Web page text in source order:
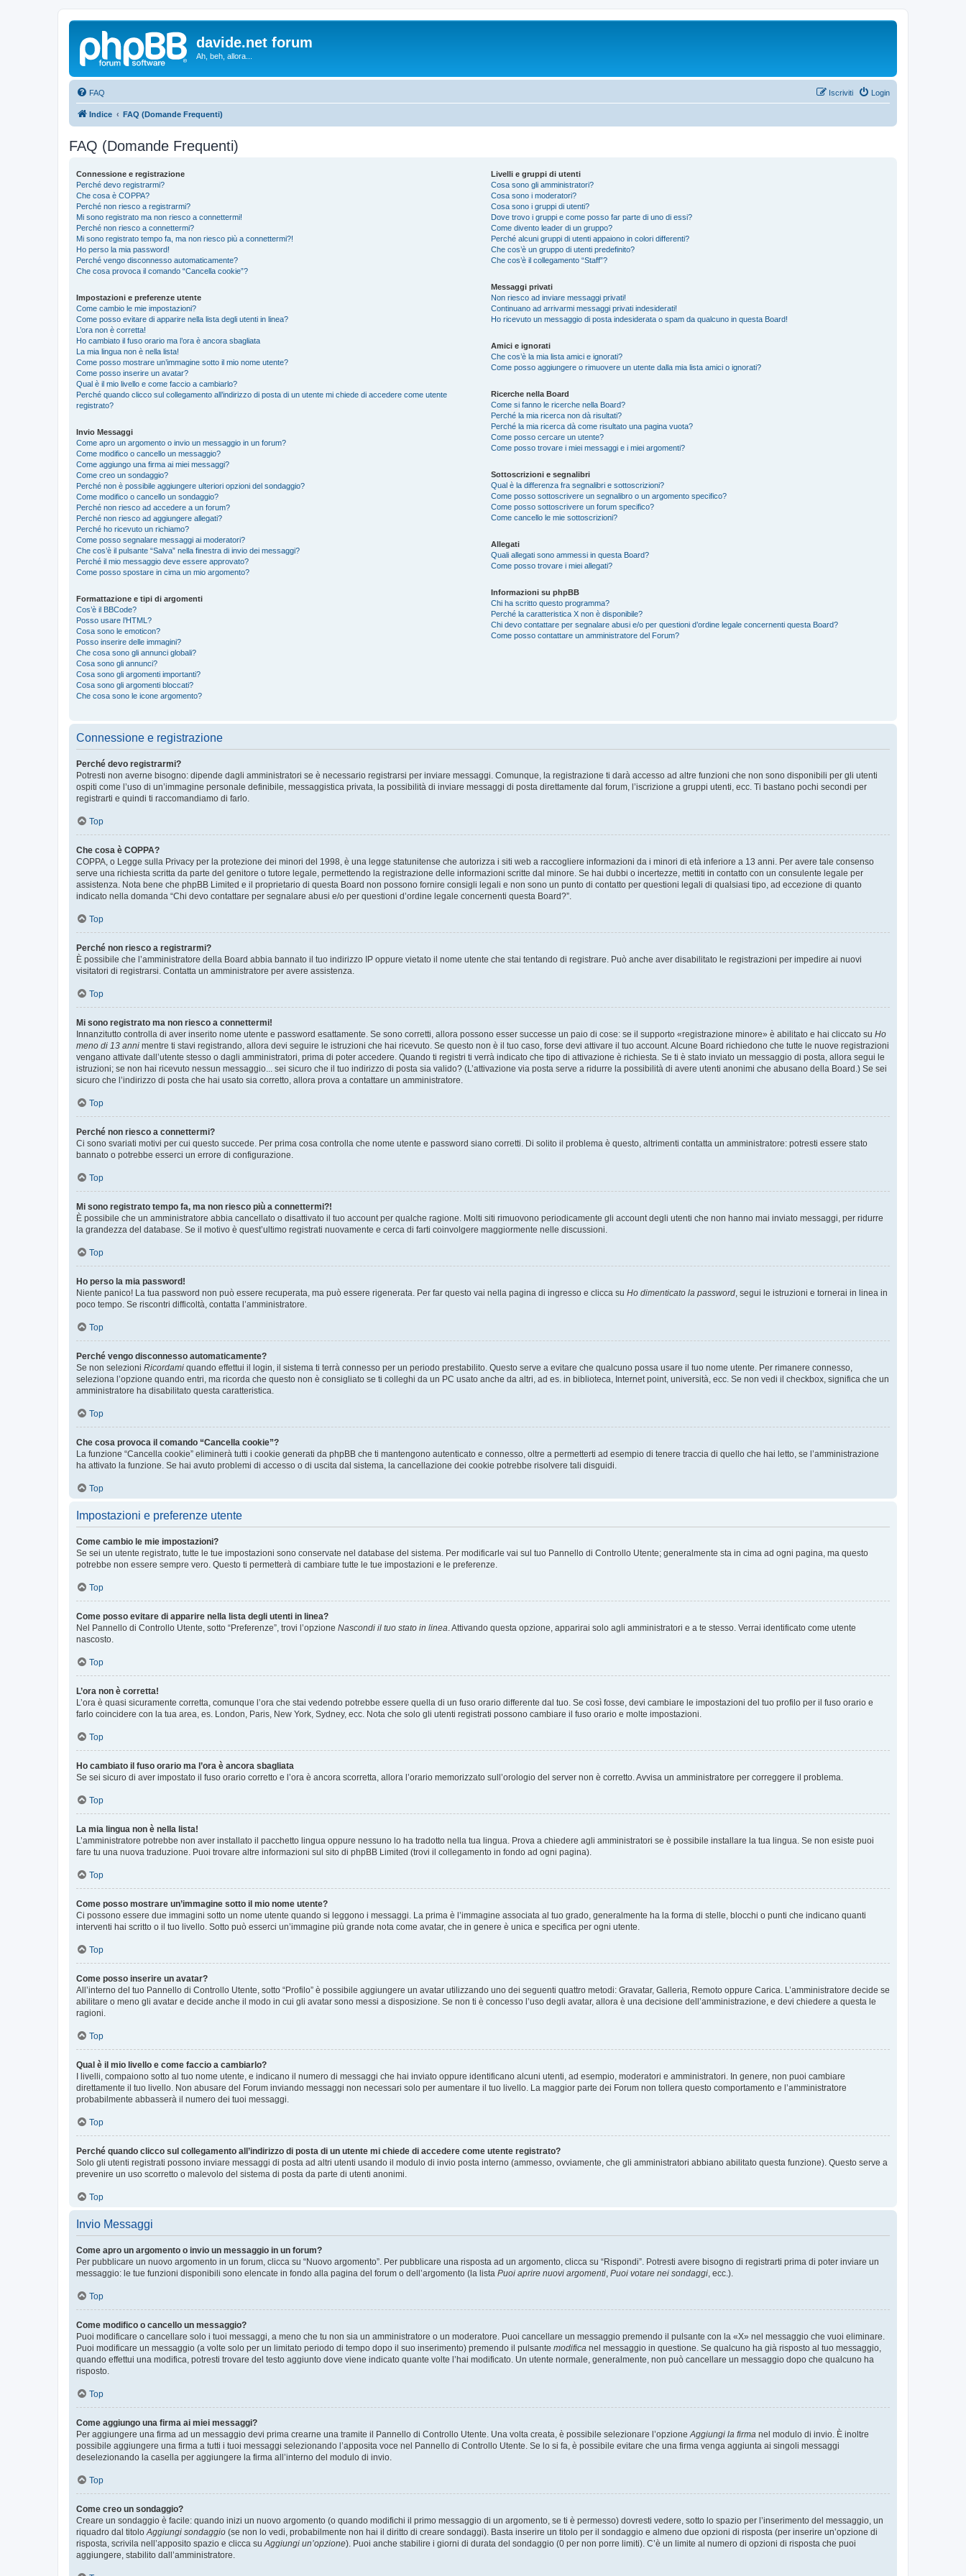
davide.net forum
Ah, beh, allora...
FAQ Login
Iscriviti
Indice FAQ (Domande Frequenti)
FAQ (Domande Frequenti)
Connessione e registrazione
Perché devo registrarmi?
Che cosa è COPPA?
Perché non riesco a registrarmi?
Mi sono registrato ma non riesco a connettermi!
Perché non riesco a connettermi?
Mi sono registrato tempo fa, ma non riesco più a connettermi?!
Ho perso la mia password!
Perché vengo disconnesso automaticamente?
Che cosa provoca il comando “Cancella cookie”?
Impostazioni e preferenze utente
Come cambio le mie impostazioni?
Come posso evitare di apparire nella lista degli utenti in linea?
L’ora non è corretta!
Ho cambiato il fuso orario ma l’ora è ancora sbagliata
La mia lingua non è nella lista!
Come posso mostrare un’immagine sotto il mio nome utente?
Come posso inserire un avatar?
Qual è il mio livello e come faccio a cambiarlo?
Perché quando clicco sul collegamento all’indirizzo di posta di un utente mi chiede di accedere come utente
registrato?
Invio Messaggi
Come apro un argomento o invio un messaggio in un forum?
Come modifico o cancello un messaggio?
Come aggiungo una firma ai miei messaggi?
Come creo un sondaggio?
Perché non è possibile aggiungere ulteriori opzioni del sondaggio?
Come modifico o cancello un sondaggio?
Perché non riesco ad accedere a un forum?
Perché non riesco ad aggiungere allegati?
Perché ho ricevuto un richiamo?
Come posso segnalare messaggi ai moderatori?
Che cos’è il pulsante “Salva” nella finestra di invio dei messaggi?
Perché il mio messaggio deve essere approvato?
Come posso spostare in cima un mio argomento?
Formattazione e tipi di argomenti
Cos’è il BBCode?
Posso usare l’HTML?
Cosa sono le emoticon?
Posso inserire delle immagini?
Che cosa sono gli annunci globali?
Cosa sono gli annunci?
Cosa sono gli argomenti importanti?
Cosa sono gli argomenti bloccati?
Che cosa sono le icone argomento?
Livelli e gruppi di utenti
Cosa sono gli amministratori?
Cosa sono i moderatori?
Cosa sono i gruppi di utenti?
Dove trovo i gruppi e come posso far parte di uno di essi?
Come divento leader di un gruppo?
Perché alcuni gruppi di utenti appaiono in colori differenti?
Che cos’è un gruppo di utenti predefinito?
Che cos’è il collegamento “Staff”?
Messaggi privati
Non riesco ad inviare messaggi privati!
Continuano ad arrivarmi messaggi privati indesiderati!
Ho ricevuto un messaggio di posta indesiderata o spam da qualcuno in questa Board!
Amici e ignorati
Che cos’è la mia lista amici e ignorati?
Come posso aggiungere o rimuovere un utente dalla mia lista amici o ignorati?
Ricerche nella Board
Come si fanno le ricerche nella Board?
Perché la mia ricerca non dà risultati?
Perché la mia ricerca dà come risultato una pagina vuota?
Come posso cercare un utente?
Come posso trovare i miei messaggi e i miei argomenti?
Sottoscrizioni e segnalibri
Qual è la differenza fra segnalibri e sottoscrizioni?
Come posso sottoscrivere un segnalibro o un argomento specifico?
Come posso sottoscrivere un forum specifico?
Come cancello le mie sottoscrizioni?
Allegati
Quali allegati sono ammessi in questa Board?
Come posso trovare i miei allegati?
Informazioni su phpBB
Chi ha scritto questo programma?
Perché la caratteristica X non è disponibile?
Chi devo contattare per segnalare abusi e/o per questioni d’ordine legale concernenti questa Board?
Come posso contattare un amministratore del Forum?
Connessione e registrazione
Perché devo registrarmi?
Potresti non averne bisogno: dipende dagli amministratori se è necessario registrarsi per inviare messaggi. Comunque, la registrazione ti darà accesso ad altre funzioni che non sono disponibili per gli utenti
ospiti come l’uso di un’immagine personale definibile, messaggistica privata, la possibilità di inviare messaggi di posta direttamente dal forum, l’iscrizione a gruppi utenti, ecc. Ti bastano pochi secondi per
registrarti e quindi ti raccomandiamo di farlo.
Top
Che cosa è COPPA?
COPPA, o Legge sulla Privacy per la protezione dei minori del 1998, è una legge statunitense che autorizza i siti web a raccogliere informazioni da i minori di età inferiore a 13 anni. Per avere tale consenso
serve una richiesta scritta da parte del genitore o tutore legale, permettendo la registrazione delle informazioni scritte dal minore. Se hai dubbi o incertezze, mettiti in contatto con un consulente legale per
assistenza. Nota bene che phpBB Limited e il proprietario di questa Board non possono fornire consigli legali e non sono un punto di contatto per questioni legali di qualsiasi tipo, ad eccezione di quanto
indicato nella domanda “Chi devo contattare per segnalare abusi e/o per questioni d’ordine legale concernenti questa Board?”.
Top
Perché non riesco a registrarmi?
È possibile che l’amministratore della Board abbia bannato il tuo indirizzo IP oppure vietato il nome utente che stai tentando di registrare. Può anche aver disabilitato le registrazioni per impedire ai nuovi
visitatori di registrarsi. Contatta un amministratore per avere assistenza.
Top
Mi sono registrato ma non riesco a connettermi!
Innanzitutto controlla di aver inserito nome utente e password esattamente. Se sono corretti, allora possono esser successe un paio di cose: se il supporto «registrazione minore» è abilitato e hai cliccato su Ho
meno di 13 anni mentre ti stavi registrando, allora devi seguire le istruzioni che hai ricevuto. Se questo non è il tuo caso, forse devi attivare il tuo account. Alcune Board richiedono che tutte le nuove registrazioni
vengano attivate dall’utente stesso o dagli amministratori, prima di poter accedere. Quando ti registri ti verrà indicato che tipo di attivazione è richiesta. Se ti è stato inviato un messaggio di posta, allora segui le
istruzioni; se non hai ricevuto nessun messaggio... sei sicuro che il tuo indirizzo di posta sia valido? (L’attivazione via posta serve a ridurre la possibilità di avere utenti anonimi che abusano della Board.) Se sei
sicuro che l’indirizzo di posta che hai usato sia corretto, allora prova a contattare un amministratore.
Top
Perché non riesco a connettermi?
Ci sono svariati motivi per cui questo succede. Per prima cosa controlla che nome utente e password siano corretti. Di solito il problema è questo, altrimenti contatta un amministratore: potresti essere stato
bannato o potrebbe esserci un errore di configurazione.
Top
Mi sono registrato tempo fa, ma non riesco più a connettermi?!
È possibile che un amministratore abbia cancellato o disattivato il tuo account per qualche ragione. Molti siti rimuovono periodicamente gli account degli utenti che non hanno mai inviato messaggi, per ridurre
la grandezza del database. Se il motivo è quest’ultimo registrati nuovamente e cerca di farti coinvolgere maggiormente nelle discussioni.
Top
Ho perso la mia password!
Niente panico! La tua password non può essere recuperata, ma può essere rigenerata. Per far questo vai nella pagina di ingresso e clicca su Ho dimenticato la password , segui le istruzioni e tornerai in linea in
poco tempo. Se riscontri difficoltà, contatta l’amministratore.
Top
Perché vengo disconnesso automaticamente?
Se non selezioni Ricordami quando effettui il login, il sistema ti terrà connesso per un periodo prestabilito. Questo serve a evitare che qualcuno possa usare il tuo nome utente. Per rimanere connesso,
seleziona l’opzione quando entri, ma ricorda che questo non è consigliato se ti colleghi da un PC usato anche da altri, ad es. in biblioteca, Internet point, università, ecc. Se non vedi il checkbox, significa che un
amministratore ha disabilitato questa caratteristica.
Top
Che cosa provoca il comando “Cancella cookie”?
La funzione “Cancella cookie” eliminerà tutti i cookie generati da phpBB che ti mantengono autenticato e connesso, oltre a permetterti ad esempio di tenere traccia di quello che hai letto, se l’amministrazione
ha attivato la funzione. Se hai avuto problemi di accesso o di uscita dal sistema, la cancellazione dei cookie potrebbe risolvere tali disguidi.
Top
Impostazioni e preferenze utente
Come cambio le mie impostazioni?
Se sei un utente registrato, tutte le tue impostazioni sono conservate nel database del sistema. Per modificarle vai sul tuo Pannello di Controllo Utente; generalmente sta in cima ad ogni pagina, ma questo
potrebbe non essere sempre vero. Questo ti permetterà di cambiare tutte le tue impostazioni e le preferenze.
Top
Come posso evitare di apparire nella lista degli utenti in linea?
Nel Pannello di Controllo Utente, sotto “Preferenze”, trovi l’opzione Nascondi il tuo stato in linea . Attivando questa opzione, apparirai solo agli amministratori e a te stesso. Verrai identificato come utente
nascosto.
Top
L’ora non è corretta!
L’ora è quasi sicuramente corretta, comunque l’ora che stai vedendo potrebbe essere quella di un fuso orario differente dal tuo. Se così fosse, devi cambiare le impostazioni del tuo profilo per il fuso orario e
farlo coincidere con la tua area, es. London, Paris, New York, Sydney, ecc. Nota che solo gli utenti registrati possono cambiare il fuso orario e molte impostazioni.
Top
Ho cambiato il fuso orario ma l’ora è ancora sbagliata
Se sei sicuro di aver impostato il fuso orario corretto e l’ora è ancora scorretta, allora l’orario memorizzato sull’orologio del server non è corretto. Avvisa un amministratore per correggere il problema.
Top
La mia lingua non è nella lista!
L’amministratore potrebbe non aver installato il pacchetto lingua oppure nessuno lo ha tradotto nella tua lingua. Prova a chiedere agli amministratori se è possibile installare la tua lingua. Se non esiste puoi
fare tu una nuova traduzione. Puoi trovare altre informazioni sul sito di phpBB Limited (trovi il collegamento in fondo ad ogni pagina).
Top
Come posso mostrare un’immagine sotto il mio nome utente?
Ci possono essere due immagini sotto un nome utente quando si leggono i messaggi. La prima è l’immagine associata al tuo grado, generalmente ha la forma di stelle, blocchi o punti che indicano quanti
interventi hai scritto o il tuo livello. Sotto può esserci un’immagine più grande nota come avatar, che in genere è unica e specifica per ogni utente.
Top
Come posso inserire un avatar?
All’interno del tuo Pannello di Controllo Utente, sotto “Profilo” è possibile aggiungere un avatar utilizzando uno dei seguenti quattro metodi: Gravatar, Galleria, Remoto oppure Carica. L’amministratore decide se
abilitare o meno gli avatar e decide anche il modo in cui gli avatar sono messi a disposizione. Se non ti è concesso l’uso degli avatar, allora è una decisione dell’amministrazione, e devi chiedere a questa le
ragioni.
Top
Qual è il mio livello e come faccio a cambiarlo?
I livelli, compaiono sotto al tuo nome utente, e indicano il numero di messaggi che hai inviato oppure identificano alcuni utenti, ad esempio, moderatori e amministratori. In genere, non puoi cambiare
direttamente il tuo livello. Non abusare del Forum inviando messaggi non necessari solo per aumentare il tuo livello. La maggior parte dei Forum non tollera questo comportamento e l’amministratore
probabilmente abbasserà il numero dei tuoi messaggi.
Top
Perché quando clicco sul collegamento all’indirizzo di posta di un utente mi chiede di accedere come utente registrato?
Solo gli utenti registrati possono inviare messaggi di posta ad altri utenti usando il modulo di invio posta interno (ammesso, ovviamente, che gli amministratori abbiano abilitato questa funzione). Questo serve a
prevenire un uso scorretto o malevolo del sistema di posta da parte di utenti anonimi.
Top
Invio Messaggi
Come apro un argomento o invio un messaggio in un forum?
Per pubblicare un nuovo argomento in un forum, clicca su “Nuovo argomento”. Per pubblicare una risposta ad un argomento, clicca su “Rispondi”. Potresti avere bisogno di registrarti prima di poter inviare un
messaggio: le tue funzioni disponibili sono elencate in fondo alla pagina del forum o dell’argomento (la lista Puoi aprire nuovi argomenti Puoi votare nei sondaggi , ecc.).
Top
Come modifico o cancello un messaggio?
Puoi modificare o cancellare solo i tuoi messaggi, a meno che tu non sia un amministratore o un moderatore. Puoi cancellare un messaggio premendo il pulsante con la «X» nel messaggio che vuoi eliminare.
Puoi modificare un messaggio (a volte solo per un limitato periodo di tempo dopo il suo inserimento) premendo il pulsante modifica nel messaggio in questione. Se qualcuno ha già risposto al tuo messaggio,
quando effettui una modifica, potresti trovare del testo aggiunto dove viene indicato quante volte l’hai modificato. Un utente normale, generalmente, non può cancellare un messaggio dopo che qualcuno ha
risposto.
Top
Come aggiungo una firma ai miei messaggi?
Per aggiungere una firma ad un messaggio devi prima crearne una tramite il Pannello di Controllo Utente. Una volta creata, è possibile selezionare l’opzione Aggiungi la firma nel modulo di invio. È inoltre
possibile aggiungere una firma a tutti i tuoi messaggi selezionando l’apposita voce nel Pannello di Controllo Utente. Se lo si fa, è possibile evitare che una firma venga aggiunta ai singoli messaggi
deselezionando la casella per aggiungere la firma all’interno del modulo di invio.
Top
Come creo un sondaggio?
Creare un sondaggio è facile: quando inizi un nuovo argomento (o quando modifichi il primo messaggio di un argomento, se ti è permesso) dovresti vedere, sotto lo spazio per l’inserimento del messaggio, un
riquadro dal titolo Aggiungi sondaggio (se non lo vedi, probabilmente non hai il diritto di creare sondaggi). Basta inserire un titolo per il sondaggio e almeno due opzioni di risposta (per inserire un’opzione di
risposta, scrivila nell’apposito spazio e clicca su Aggiungi un’opzione). Puoi anche stabilire i giorni di durata del sondaggio (0 per non porre limiti). C’è un limite al numero di opzioni di risposta che puoi
aggiungere, stabilito dall’amministratore.